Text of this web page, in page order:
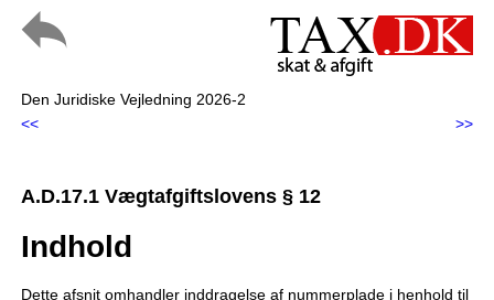
Den Juridiske Vejledning 2026-2
<<
>>
A.D.17.1 Vægtafgiftslovens § 12
Indhold
Dette afsnit omhandler inddragelse af nummerplade i henhold til